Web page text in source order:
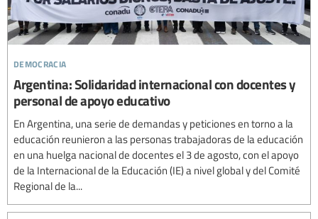
democracia
Argentina: Solidaridad internacional con docentes y
personal de apoyo educativo
En Argentina, una serie de demandas y peticiones en torno a la
educación reunieron a las personas trabajadoras de la educación
en una huelga nacional de docentes el 3 de agosto, con el apoyo
de la Internacional de la Educación (IE) a nivel global y del Comité
Regional de la...